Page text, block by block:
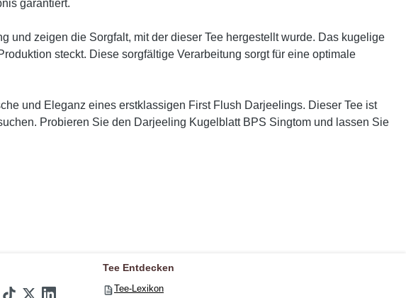
garantiert.
und zeigen die Sorgfalt, mit der dieser Tee hergestellt wurde. Das kugelige
steckt. Diese sorgfältige Verarbeitung sorgt für eine optimale
und Eleganz eines erstklassigen First Flush Darjeelings. Dieser Tee ist
Probieren Sie den Darjeeling Kugelblatt BPS Singtom und lassen Sie
Tee Entdecken
Tee-Lexikon